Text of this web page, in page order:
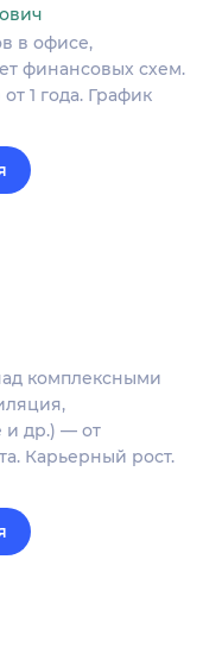
в офисе,
финансовых схем.
1 года. График
комплексными
и др.) — от
Карьерный рост.